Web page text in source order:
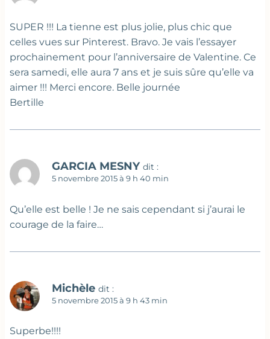
SUPER !!! La tienne est plus jolie, plus chic que
celles vues sur Pinterest. Bravo. Je vais l’essayer
prochainement pour l’anniversaire de Valentine. Ce
sera samedi, elle aura 7 ans et je suis sûre qu’elle va
aimer !!! Merci encore. Belle journée
Bertille
GARCIA MESNY dit :
5 novembre 2015 à 9 h 40 min
Qu’elle est belle ! Je ne sais cependant si j’aurai le
courage de la faire…
Michèle dit :
5 novembre 2015 à 9 h 43 min
Superbe!!!!